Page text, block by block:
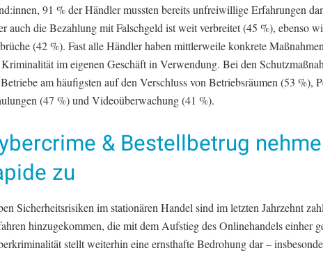
91 % der Händler mussten bereits unfreiwillige Erfahrungen
auch die Bezahlung mit Falschgeld ist weit verbreitet (45 %), ebenso
(42 %). Fast alle Händler haben mittlerweile konkrete
im eigenen Geschäft in Verwendung. Bei den
am häufigsten auf den Verschluss von Betriebsräumen (53 %),
(47 %) und Videoüberwachung (41 %).
& Bestellbetrug
zu
Sicherheitsrisiken im stationären Handel sind im letzten Jahrzehnt
hinzugekommen, die mit dem Aufstieg des Onlinehandels einher
stellt weiterhin eine ernsthafte Bedrohung dar –